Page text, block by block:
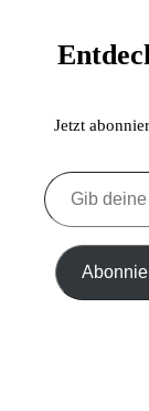
Jetzt
Gib
deine
E-
Adresse
ein ...